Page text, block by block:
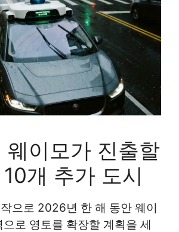
이모가 진출할
개 추가 도시
으로 2026년 한 해 동안 웨이
로 영토를 확장할 계획을 세